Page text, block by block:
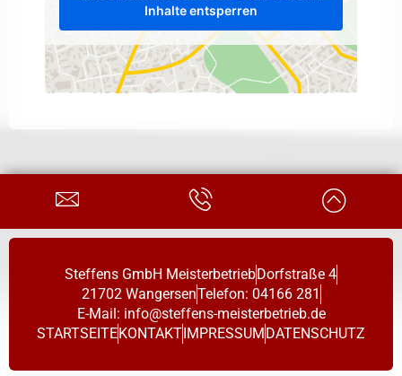
Inhalte entsperren
Steffens GmbH MeisterbetriebDorfstraße 4
21702 WangersenTelefon: 04166 281
E-Mail: info@steffens-meisterbetrieb.de
STARTSEITEKONTAKTIMPRESSUMDATENSCHUTZ